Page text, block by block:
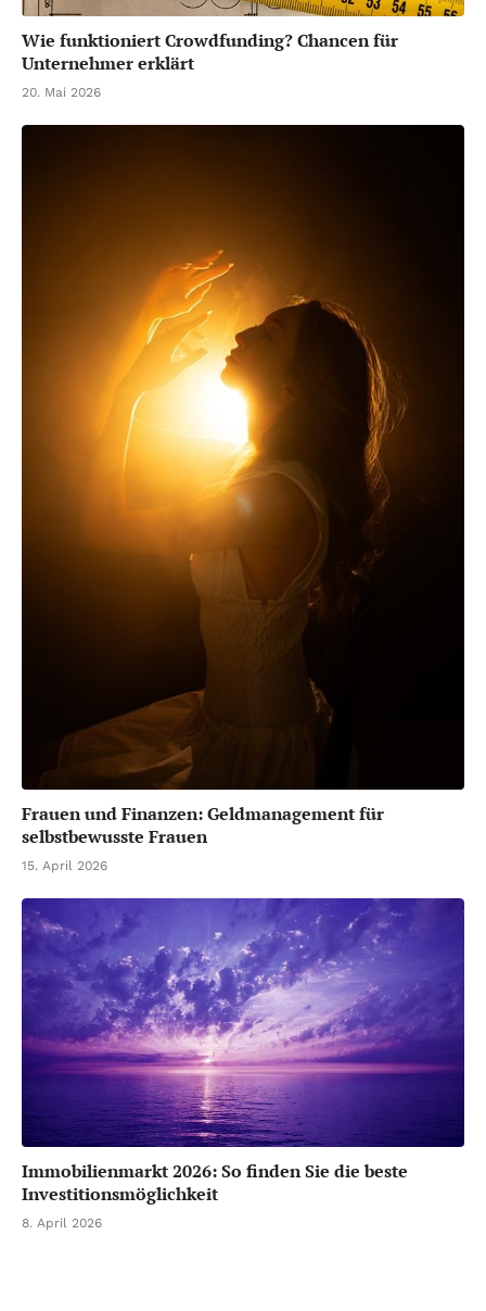
Wie funktioniert Crowdfunding? Chancen für
Unternehmer erklärt
20. Mai 2026
Frauen und Finanzen: Geldmanagement für
selbstbewusste Frauen
15. April 2026
Immobilienmarkt 2026: So finden Sie die beste
Investitionsmöglichkeit
8. April 2026